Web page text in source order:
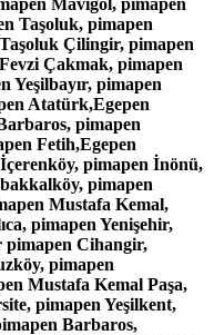
Mavigöl, pimapen
Taşoluk, pimapen
Çilingir, pimapen
Çakmak, pimapen
Yeşilbayır, pimapen
Atatürk,Egepen
pimapen
Fetih,Egepen
pimapen İnönü,
pimapen
Mustafa Kemal,
pimapen Yenişehir,
pimapen Cihangir,
pimapen
Mustafa Kemal Paşa,
pimapen Yeşilkent,
Barbaros,